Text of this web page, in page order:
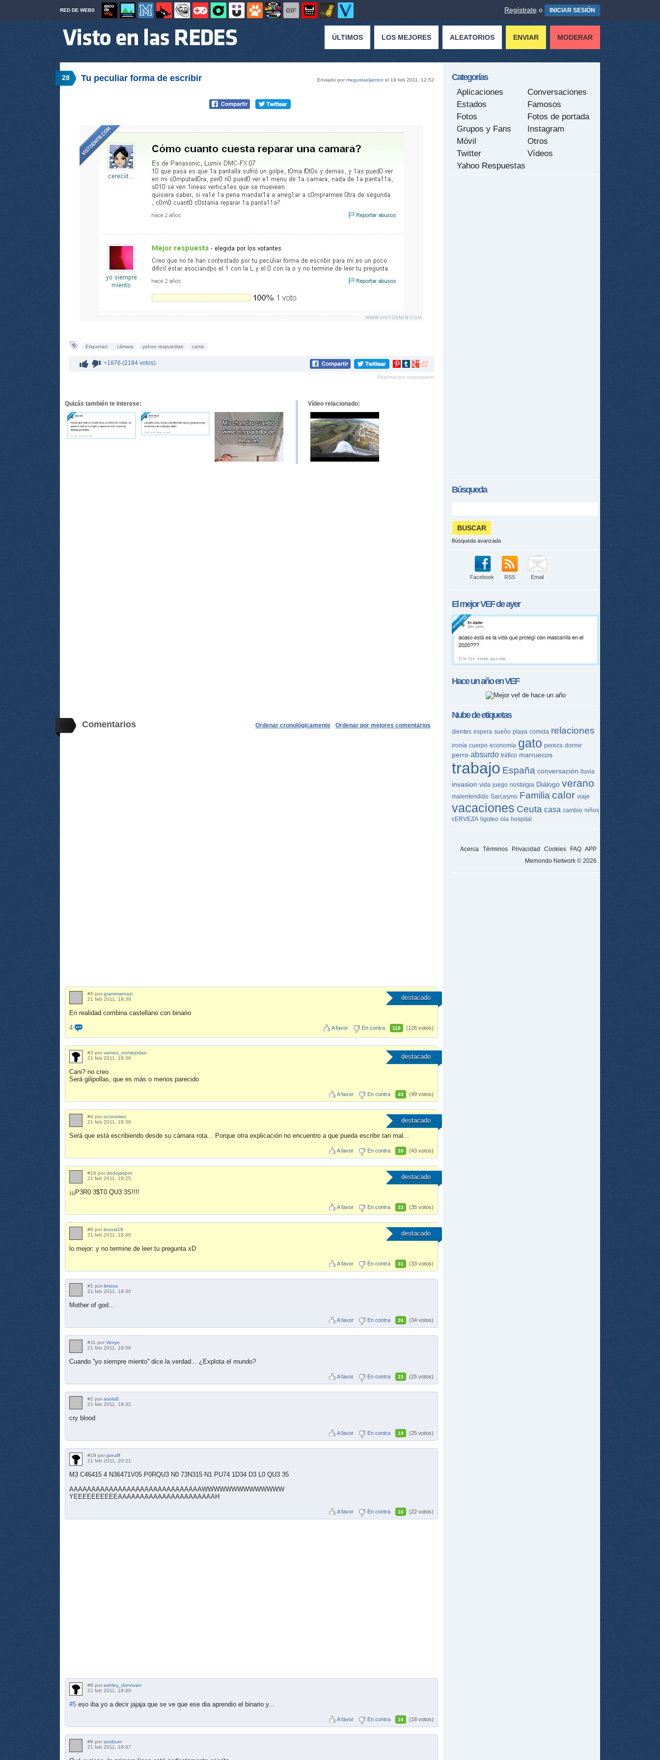
RED DE WEBS Regístrate o INICIAR SESIÓN
ÚLTIMOS LOS MEJORES ALEATORIOS ENVIAR MODERAR
28 Enviado pormegustaeljamon el 19 feb 2011, 12:52
Tu peculiar forma de escribir
Etiquetas: cámara yahoo respuestas canis
+1876 (2184 votos)
Compartir
Pinterest
Compartir
tumblr
Compartir
Google+
Compartir
meneame
Reportar por inapropiado
Quizás también te interese: Vídeo relacionado:
Comentarios Ordenar por mejores comentarios
Ordenar cronológicamente
destacado
#5 por grammarnazi
21 feb 2011, 18:39
En realidad combina castellano con binario
4
A favor En contra 118 (126 votos)
destacado
#3 por vamos_nomejodas
21 feb 2011, 18:36
Cani? no creo
Será gilipollas, que es más o menos parecido
A favor En contra 45 (49 votos)
destacado
#4 por oconowoc
21 feb 2011, 18:36
Será que está escribiendo desde su cámara rota... Porque otra explicación no encuentro a que pueda escribir tan mal...
A favor En contra 39 (43 votos)
destacado
#16 por dedojaspot
21 feb 2011, 19:25
¡¡¡P3R0 3$T0 QU3 3S!!!!
A favor En contra 33 (35 votos)
destacado
#6 por looost18
21 feb 2011, 18:40
lo mejor: y no termine de leer tu pregunta xD
A favor En contra 31 (33 votos)
#1 por limoes
21 feb 2011, 18:30
Mother of god...
A favor En contra 26 (34 votos)
#11 por Vexye
21 feb 2011, 18:56
Cuando ''yo siempre miento'' dice la verdad... ¿Explota el mundo?
A favor En contra 23 (25 votos)
#2 por asola8
21 feb 2011, 18:32
cry blood
A favor En contra 19 (25 votos)
#19 por janulff
21 feb 2011, 20:21
M3 C46415 4 N36471V05 P0RQU3 N0 73N315 N1 PU74 1D34 D3 L0 QU3 35
AAAAAAAAAAAAAAAAAAAAAAAAAAAAAAWWWWWWWWWWWWWW
YEEEEEEEEEEAAAAAAAAAAAAAAAAAAAAAAH
A favor En contra 16 (22 votos)
#8 por ashley_donovan
21 feb 2011, 18:40
#5 eso iba yo a decir jajaja que se ve que ese dia aprendio el binario y...
A favor En contra 16 (18 votos)
#9 por sunburn
21 feb 2011, 18:47
Categorías
Aplicaciones
Conversaciones
Estados
Famosos
Fotos
Fotos de portada
Grupos y Fans
Instagram
Móvil
Otros
Twitter
Vídeos
Yahoo Respuestas
Búsqueda
Búsqueda avanzada
Facebook RSS Email
El mejorVEFde ayer
Hace un año enVEF
Nube de etiquetas
dientes espera sueño playa comida relaciones
ironía cuerpo economía gato pereza dormir
perro absurdo tráfico marruecos
trabajo España conversación lluvia
invasion vida juego nostalgia Diálogo verano
malentendido Sarcasmo Familia calor viaje
vacaciones Ceuta casa cambio niños
cERVEZA ligoteo ola hospital
Acerca Términos Privacidad Cookies FAQ APP
Memondo Network © 2026